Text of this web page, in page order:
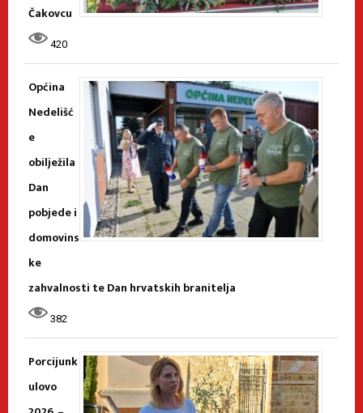
Čakovcu
420
Općina
Nedelišć
e
obilježila
Dan
pobjede i
domovins
ke
zahvalnosti te Dan hrvatskih branitelja
382
Porcijunk
ulovo